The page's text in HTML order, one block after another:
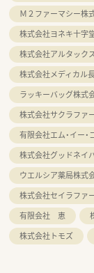
Ｍ２ファーマシー株
株式会社ヨネキ十字
株式会社アルタック
株式会社メディカル
ラッキーバッグ株式
株式会社サクラファ
有限会社エム・イー
株式会社グッドネイ
ウエルシア薬局株式
株式会社セイラファ
有限会社 恵
株式会社トモズ